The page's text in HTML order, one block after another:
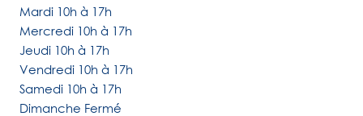
Mardi 10h à 17h
Mercredi 10h à 17h
Jeudi 10h à 17h
Vendredi 10h à 17h
Samedi 10h à 17h
Dimanche Fermé